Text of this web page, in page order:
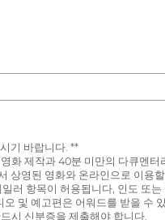
기 바랍니다. **
화 제작과 40분 미만의 다큐멘
상영된 영화와 온라인으로 이용
러 항목이 허용됩니다, 인도 또
및 예고편은 어워드를 받을 수
시 신분증을 제출해야 합니다.